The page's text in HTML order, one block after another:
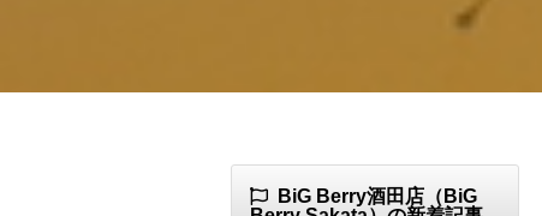
BiG Berry酒田店（BiG